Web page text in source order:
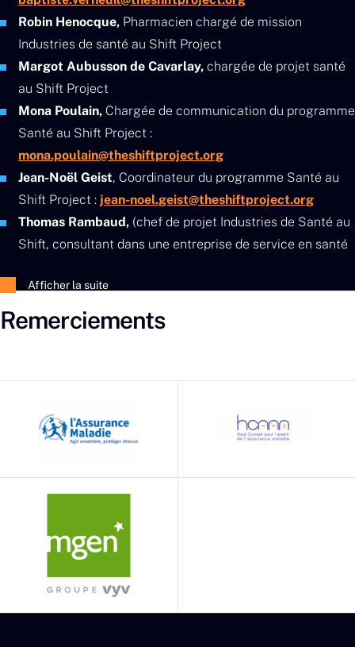
Robin Henocque, Pharmacien chargé de mission
Industries de santé au Shift Project
Margot Aubusson de Cavarlay, chargée de projet santé
au Shift Project
Mona Poulain, Chargée de communication du programme
Santé au Shift Project :
mona.poulain@theshiftproject.org
Jean-Noël Geist, Coordinateur du programme Santé au
Shift Project : jean-noel.geist@theshiftproject.org
Thomas Rambaud, (chef de projet Industries de Santé au
Shift, consultant dans une entreprise de service en santé
Laurie Marrauld,(cheffe de projet Santé au Shift,
maîtresse de conférence en santé publique à l’EHESP et
titulaire de la Chaire RESPECT)
scientifique Industries de Santé au Shift Project
Afficher la suite
Remerciements